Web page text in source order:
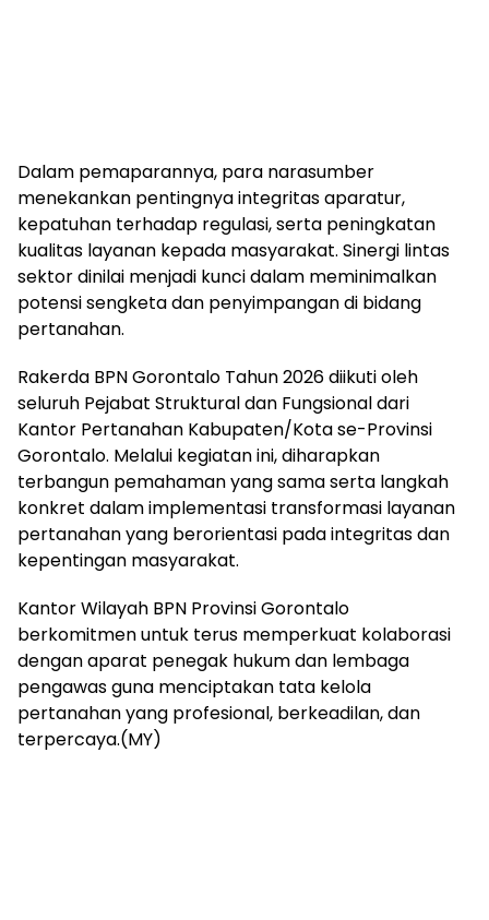
Dalam pemaparannya, para narasumber
menekankan pentingnya integritas aparatur,
kepatuhan terhadap regulasi, serta peningkatan
kualitas layanan kepada masyarakat. Sinergi lintas
sektor dinilai menjadi kunci dalam meminimalkan
potensi sengketa dan penyimpangan di bidang
pertanahan.
Rakerda BPN Gorontalo Tahun 2026 diikuti oleh
seluruh Pejabat Struktural dan Fungsional dari
Kantor Pertanahan Kabupaten/Kota se-Provinsi
Gorontalo. Melalui kegiatan ini, diharapkan
terbangun pemahaman yang sama serta langkah
konkret dalam implementasi transformasi layanan
pertanahan yang berorientasi pada integritas dan
kepentingan masyarakat.
Kantor Wilayah BPN Provinsi Gorontalo
berkomitmen untuk terus memperkuat kolaborasi
dengan aparat penegak hukum dan lembaga
pengawas guna menciptakan tata kelola
pertanahan yang profesional, berkeadilan, dan
terpercaya.(MY)